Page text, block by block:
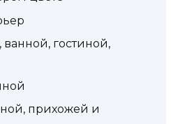
гостиной,
прихожей и